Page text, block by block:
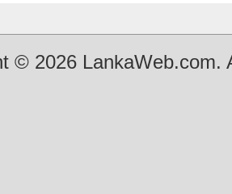
© 2026 LankaWeb.com.